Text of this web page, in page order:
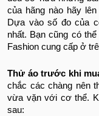
của hãng nào hãy
Dựa vào số đo của
nhất. Bạn cũng có
Fashion cung cấp ở
Thử áo trước khi
chắc các chàng nên
vừa vặn với cơ thể.
sau: